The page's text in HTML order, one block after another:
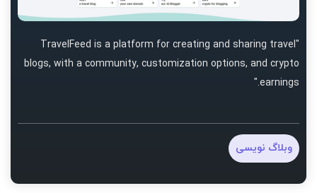
"TravelFeed is a platform for creating and sharing travel
blogs, with a community, customization options, and crypto
earnings."
وبلاگ نویسی